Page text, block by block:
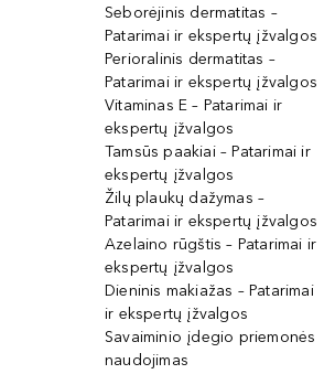
Seborėjinis dermatitas –
Patarimai ir ekspertų įžvalgos
Perioralinis dermatitas –
Patarimai ir ekspertų įžvalgos
Vitaminas E – Patarimai ir
ekspertų įžvalgos
Tamsūs paakiai – Patarimai ir
ekspertų įžvalgos
Žilų plaukų dažymas –
Patarimai ir ekspertų įžvalgos
Azelaino rūgštis – Patarimai ir
ekspertų įžvalgos
Dieninis makiažas – Patarimai
ir ekspertų įžvalgos
Savaiminio įdegio priemonės
naudojimas